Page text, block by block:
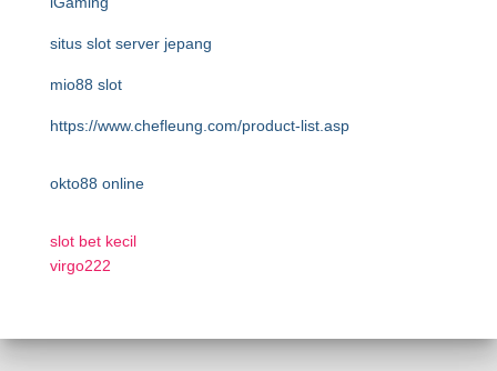
situs slot server jepang
mio88 slot
https://www.chefleung.com/product-list.asp
okto88 online
slot bet kecil
virgo222